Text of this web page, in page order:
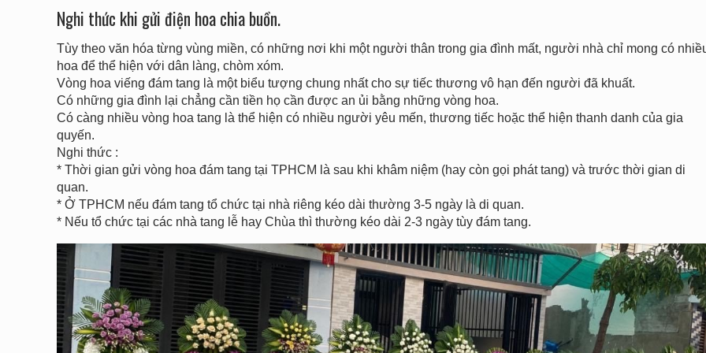
Nghi thức khi gửi điện hoa chia buồn.
Tùy theo văn hóa từng vùng miền, có những nơi khi một người thân trong gia đình mất, người nhà chỉ mong có
hoa để thể hiện với dân làng, chòm xóm.
Vòng hoa viếng đám tang là một biểu tượng chung nhất cho sự tiếc thương vô hạn đến người đã khuất.
Có những gia đình lại chẳng cần tiền họ cần được an ủi bằng những vòng hoa.
Có càng nhiều vòng hoa tang là thể hiện có nhiều người yêu mến, thương tiếc hoặc thể hiện thanh danh của gia
quyến.
Nghi thức :
* Thời gian gửi vòng hoa đám tang tại TPHCM là sau khi khâm niệm (hay còn gọi phát tang) và trước thời gian di
quan.
* Ở TPHCM nếu đám tang tổ chức tại nhà riêng kéo dài thường 3-5 ngày là di quan.
* Nếu tổ chức tại các nhà tang lễ hay Chùa thì thường kéo dài 2-3 ngày tùy đám tang.